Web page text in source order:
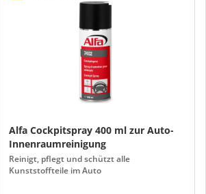
Alfa Cockpitspray 400 ml zur Auto-
Innenraumreinigung
Reinigt, pflegt und schützt alle
Kunststoffteile im Auto